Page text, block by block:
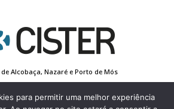
Alcobaça, Nazaré e Porto de Mós
Contactos
Política de Privacidade
de Registo
Edição Impressa
para permitir uma melhor experiência